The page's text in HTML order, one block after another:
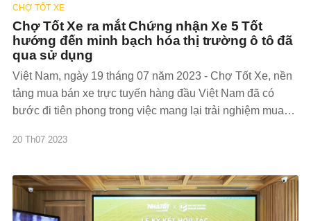
CHỢ TỐT XE
Chợ Tốt Xe ra mắt Chứng nhận Xe 5 Tốt
hướng đến minh bạch hóa thị trường ô tô đã
qua sử dụng
Việt Nam, ngày 19 tháng 07 năm 2023 - Chợ Tốt Xe, nền
tảng mua bán xe trực tuyến hàng đầu Việt Nam đã có
bước đi tiên phong trong việc mang lại trải nghiệm mua
Xe 5
20 Th07 2023